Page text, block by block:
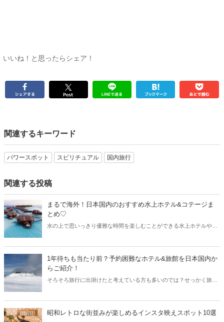
いいね！と思ったらシェア！
関連するキーワード
パワースポット スピリチュアル 国内旅行
関連する投稿
まるで海外！日本国内のおすすめ水上ホテル&コテージま
とめ♡
水の上で思いっきり優雅な時間を楽しむことができる水上ホテルやコ
が落ち着いたら訪れたい海外の水上ホテルをご紹介します♪
1年待ちも当たり前？予約困難なホテル&旅館を日本国内か
らご紹介！
そろそろ旅行に出掛けたと考えている方も多いのでは？せっかく旅行
ご紹介！利用客が少ない今は、予約も狙い目ですよ♪
昭和レトロな街並みが楽しめるインスタ映えスポット10選